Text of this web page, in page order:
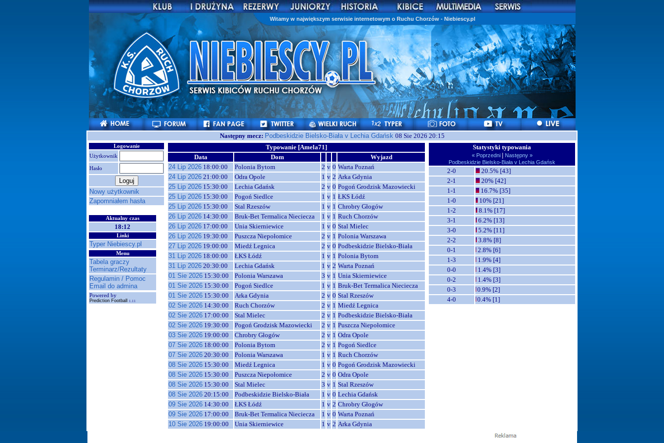
Witamy w największym serwisie internetowym o Ruchu Chorzów - Niebiescy.pl
Następny mecz: Podbeskidzie Bielsko-Biała v Lechia Gdańsk 08 Sie 2026 20:15
Logowanie
Użytkownik
Hasło
Nowy użytkownik
Zapomniałem hasła
Aktualny czas
18:12
Linki
Typer Niebiescy.pl
Menu
Tabela graczy
Terminarz/Rezultaty
Regulamin / Pomoc
Email do admina
Powered by
Prediction Football 1.11
Typowanie [Amela71]
Data
Dom
Wyjazd
24 Lip 2026 18:00:00 Polonia Bytom 2 v 0 Warta Poznań
24 Lip 2026 21:00:00 Odra Opole 1 v 2 Arka Gdynia
25 Lip 2026 15:30:00 Lechia Gdańsk 2 v 0 Pogoń Grodzisk Mazowiecki
25 Lip 2026 15:30:00 Pogoń Siedlce 1 v 1 ŁKS Łódź
25 Lip 2026 15:30:00 Stal Rzeszów 1 v 1 Chrobry Głogów
26 Lip 2026 14:30:00 Bruk-Bet Termalica Nieciecza 1 v 1 Ruch Chorzów
26 Lip 2026 17:00:00 Unia Skierniewice 1 v 0 Stal Mielec
26 Lip 2026 19:30:00 Puszcza Niepołomice 2 v 1 Polonia Warszawa
27 Lip 2026 19:00:00 Miedź Legnica 2 v 0 Podbeskidzie Bielsko-Biała
31 Lip 2026 18:00:00 ŁKS Łódź 1 v 1 Polonia Bytom
31 Lip 2026 20:30:00 Lechia Gdańsk 1 v 2 Warta Poznań
01 Sie 2026 15:30:00 Polonia Warszawa 3 v 1 Unia Skierniewice
01 Sie 2026 15:30:00 Pogoń Siedlce 1 v 1 Bruk-Bet Termalica Nieciecza
01 Sie 2026 15:30:00 Arka Gdynia 2 v 0 Stal Rzeszów
02 Sie 2026 14:30:00 Ruch Chorzów 2 v 1 Miedź Legnica
02 Sie 2026 17:00:00 Stal Mielec 2 v 1 Podbeskidzie Bielsko-Biała
02 Sie 2026 19:30:00 Pogoń Grodzisk Mazowiecki 2 v 1 Puszcza Niepołomice
03 Sie 2026 19:00:00 Chrobry Głogów 2 v 1 Odra Opole
07 Sie 2026 18:00:00 Polonia Bytom 2 v 1 Pogoń Siedlce
07 Sie 2026 20:30:00 Polonia Warszawa 1 v 1 Ruch Chorzów
08 Sie 2026 15:30:00 Miedź Legnica 1 v 0 Pogoń Grodzisk Mazowiecki
08 Sie 2026 15:30:00 Puszcza Niepołomice 2 v 0 Odra Opole
08 Sie 2026 15:30:00 Stal Mielec 3 v 1 Stal Rzeszów
08 Sie 2026 20:15:00 Podbeskidzie Bielsko-Biała 1 v 0 Lechia Gdańsk
09 Sie 2026 14:30:00 ŁKS Łódź 1 v 2 Chrobry Głogów
09 Sie 2026 17:00:00 Bruk-Bet Termalica Nieciecza 1 v 0 Warta Poznań
10 Sie 2026 19:00:00 Unia Skierniewice 1 v 2 Arka Gdynia
Statystyki typowania
« Poprzedni | Następny »
Podbeskidzie Bielsko-Biała v Lechia Gdańsk
2-0
20.5% [43]
2-1
20% [42]
1-1
16.7% [35]
1-0
10% [21]
1-2
8.1% [17]
3-1
6.2% [13]
3-0
5.2% [11]
2-2
3.8% [8]
0-1
2.8% [6]
1-3
1.9% [4]
0-0
1.4% [3]
0-2
1.4% [3]
0-3
0.9% [2]
4-0
0.4% [1]